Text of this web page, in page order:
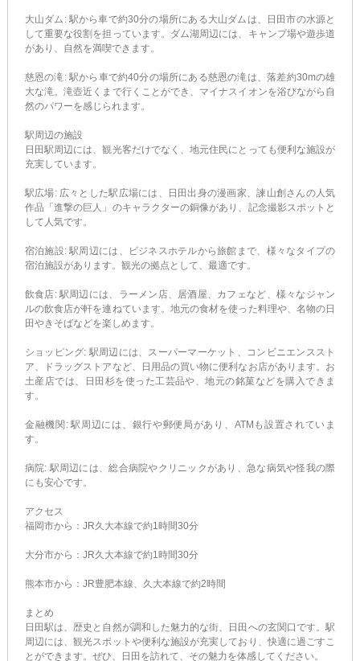
大山ダム: 駅から車で約30分の場所にある大山ダムは、日田市の水源と
して重要な役割を担っています。ダム湖周辺には、キャンプ場や遊歩道
があり、自然を満喫できます。
慈恩の滝: 駅から車で約40分の場所にある慈恩の滝は、落差約30mの雄
大な滝。滝壺近くまで行くことができ、マイナスイオンを浴びながら自
然のパワーを感じられます。
駅周辺の施設
日田駅周辺には、観光客だけでなく、地元住民にとっても便利な施設が
充実しています。
駅広場: 広々とした駅広場には、日田出身の漫画家、諫山創さんの人気
作品「進撃の巨人」のキャラクターの銅像があり、記念撮影スポットと
して人気です。
宿泊施設: 駅周辺には、ビジネスホテルから旅館まで、様々なタイプの
宿泊施設があります。観光の拠点として、最適です。
飲食店: 駅周辺には、ラーメン店、居酒屋、カフェなど、様々なジャン
ルの飲食店が軒を連ねています。地元の食材を使った料理や、名物の日
田やきそばなどを楽しめます。
ショッピング: 駅周辺には、スーパーマーケット、コンビニエンススト
ア、ドラッグストアなど、日用品の買い物に便利なお店があります。お
土産店では、日田杉を使った工芸品や、地元の銘菓などを購入できま
す。
金融機関: 駅周辺には、銀行や郵便局があり、ATMも設置されていま
す。
病院: 駅周辺には、総合病院やクリニックがあり、急な病気や怪我の際
にも安心です。
アクセス
福岡市から：JR久大本線で約1時間30分
大分市から：JR久大本線で約1時間30分
熊本市から：JR豊肥本線、久大本線で約2時間
まとめ
日田駅は、歴史と自然が調和した魅力的な街、日田への玄関口です。駅
周辺には、観光スポットや便利な施設が充実しており、快適に過ごすこ
とができます。ぜひ、日田を訪れて、その魅力を体感してください。